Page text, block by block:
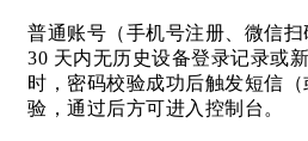
普通账号（手机号注册、微信扫
30 天内无历史设备登录记录或
时，密码校验成功后触发短信
验，通过后方可进入控制台。